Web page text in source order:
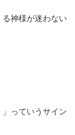
神様が迷わない
」っていうサイン